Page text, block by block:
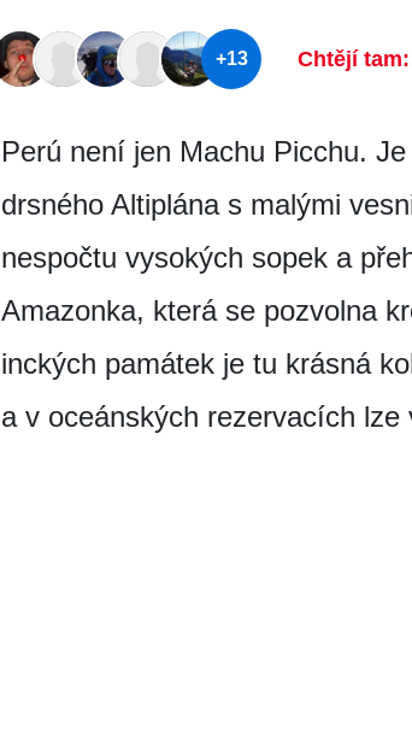
+13 Chtějí tam:
Perú není jen Machu Picchu.
drsného Altiplána s malými
nespočtu vysokých sopek a
Amazonka, která se pozvolna
inckých památek je tu krásná
a v oceánských rezervacích lze